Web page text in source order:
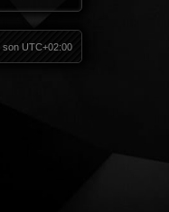
son UTC+02:00